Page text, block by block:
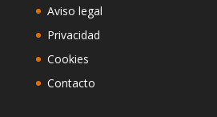
Aviso legal
Privacidad
Cookies
Contacto